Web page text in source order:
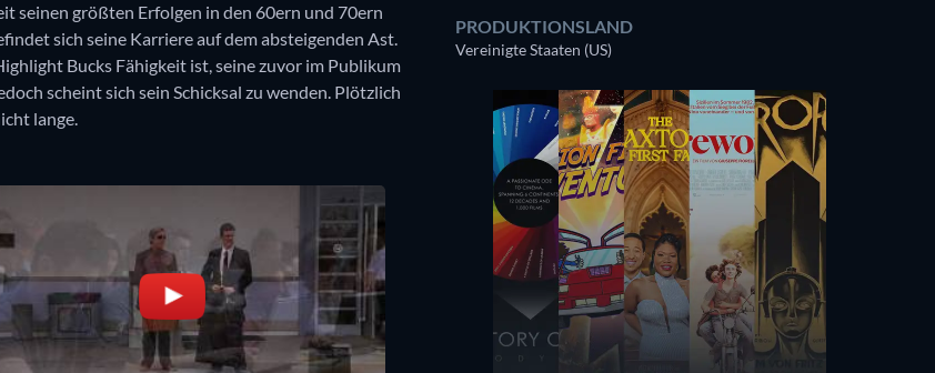
seinen größten Erfolgen in den 60ern und 70ern
sich seine Karriere auf dem absteigenden Ast.
Bucks Fähigkeit ist, seine zuvor im Publikum
scheint sich sein Schicksal zu wenden. Plötzlich
lange.
PRODUKTIONSLAND
Vereinigte Staaten (US)